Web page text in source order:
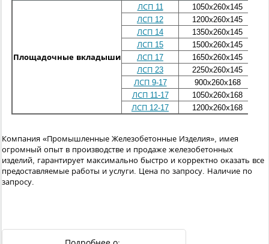
Площадочные вкладыши
ЛСП 11
1050х260х145
ЛСП 12
1200х260х145
ЛСП 14
1350х260х145
ЛСП 15
1500х260х145
ЛСП 17
1650х260х145
ЛСП 23
2250х260х145
ЛСП 9-17
900х260х168
ЛСП 11-17
1050х260х168
ЛСП 12-17
1200х260х168
Компания «Промышленные Железобетонные Изделия», имея
огромный опыт в производстве и продаже железобетонных
изделий, гарантирует максимально быстро и корректно оказать все
предоставляемые работы и услуги. Цена по запросу. Наличие по
запросу.